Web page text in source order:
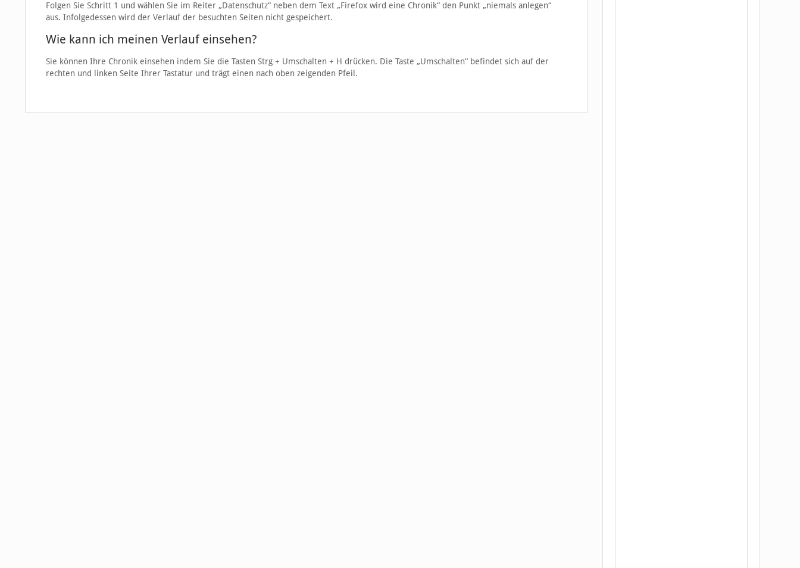
Folgen Sie Schritt 1 und wählen Sie im Reiter „Datenschutz“ neben dem Text „Firefox wird eine Chronik“ den Punkt „niemals anlegen“
aus. Infolgedessen wird der Verlauf der besuchten Seiten nicht gespeichert.
Wie kann ich meinen Verlauf einsehen?
Sie können Ihre Chronik einsehen indem Sie die Tasten Strg + Umschalten + H drücken. Die Taste „Umschalten“ befindet sich auf der
rechten und linken Seite Ihrer Tastatur und trägt einen nach oben zeigenden Pfeil.